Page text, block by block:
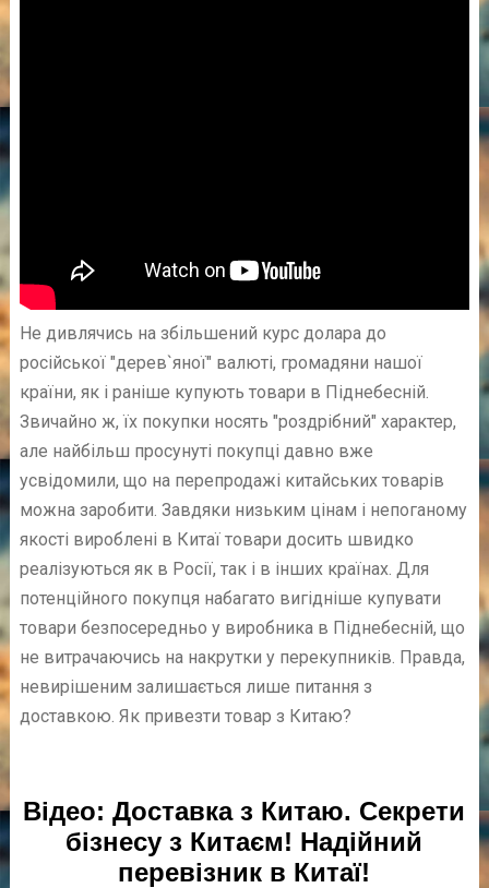
Не дивлячись на збільшений курс долара до
російської "дерев`яної" валюті, громадяни нашої
країни, як і раніше купують товари в Піднебесній.
Звичайно ж, їх покупки носять "роздрібний" характер,
але найбільш просунуті покупці давно вже
усвідомили, що на перепродажі китайських товарів
можна заробити. Завдяки низьким цінам і непоганому
якості вироблені в Китаї товари досить швидко
реалізуються як в Росії, так і в інших країнах. Для
потенційного покупця набагато вигідніше купувати
товари безпосередньо у виробника в Піднебесній, що
не витрачаючись на накрутки у перекупників. Правда,
невирішеним залишається лише питання з
доставкою. Як привезти товар з Китаю?
Відео: Доставка з Китаю. Секрети
бізнесу з Китаєм! Надійний
перевізник в Китаї!